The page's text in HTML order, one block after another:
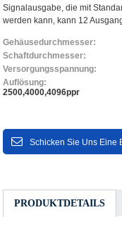
Signalausgabe, die mit
werden kann, kann 12
Gehäusedurchmesser:
Schaftdurchmesser:
Versorgungsspannung:
Auflösung:
2500,4000,4096ppr
Schicken Sie Uns Eine
PRODUKTDETAILS